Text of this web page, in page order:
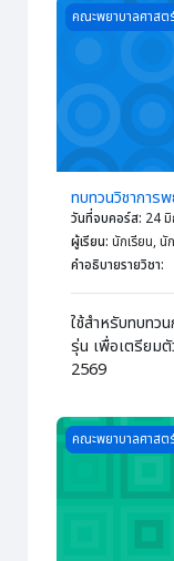
Course image
คณะพยาบาลศาสต
ทบทวนวิชาการ
วันที่จบคอร์ส: 24
ผู้เรียน: นักเรียน, นั
คำอธิบายรายวิชา:
ใช้สำหรับทบทว
รุ่น เพื่อเตรียม
2569
Course image
คณะพยาบาลศาสต